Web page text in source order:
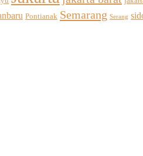
Pontianak Semarang Serang